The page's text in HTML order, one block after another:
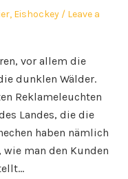
, Eishockey
Leave a
vor allem die
dunklen Wälder.
Reklameleuchten
Landes, die die
haben nämlich
man den Kunden